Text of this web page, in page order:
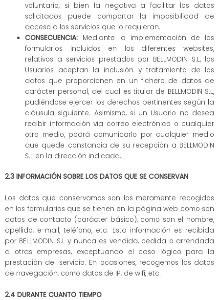
voluntario, si bien la negativa a facilitar los datos
solicitados puede comportar la imposibilidad de
acceso a los servicios que lo requieran.
CONSECUENCIA: Mediante la implementación de los
formularios incluidos en los diferentes websites,
relativos a servicios prestados por BELLMODIN S.L, los
Usuarios aceptan la inclusión y tratamiento de los
datos que proporcionen en un fichero de datos de
carácter personal, del cual es titular de BELLMODIN S.L,
pudiéndose ejercer los derechos pertinentes según la
cláusula siguiente. Asimismo, si un Usuario no desea
recibir información vía correo electrónico o cualquier
otro medio, podrá comunicarlo por cualquier medio
que quede constancia de su recepción a BELLMODIN
S.L en la dirección indicada.
2.3 INFORMACIÓN SOBRE LOS DATOS QUE SE CONSERVAN
Los datos que conservamos son los meramente recogidos
en los formularios que se tienen en la página web como son
datos de contacto (carácter básico), como son el nombre,
apellido, e-mail, teléfono, etc. Esta información es recibida
por BELLMODIN S.L y nunca es vendida, cedida o arrendada
a otras empresas, exceptuando el caso lógico para la
prestación del servicio. En ocasiones, recogemos los datos
de navegación, como datos de IP, de wifi, etc.
2.4 DURANTE CUANTO TIEMPO